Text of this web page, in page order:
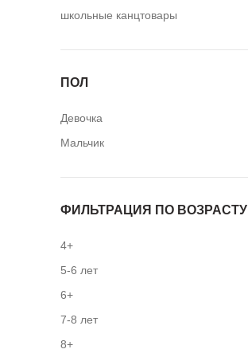
школьные канцтовары
ПОЛ
Девочка
Мальчик
ФИЛЬТРАЦИЯ ПО ВОЗРАСТУ
4+
5-6 лет
6+
7-8 лет
8+